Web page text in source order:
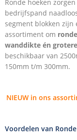
Ronde hoeken
bedrijfspand
segment blokken zijn
assortiment om
wanddikte én
beschikbaar van
150mm t/m 300mm.
NIEUW in ons
Voordelen van